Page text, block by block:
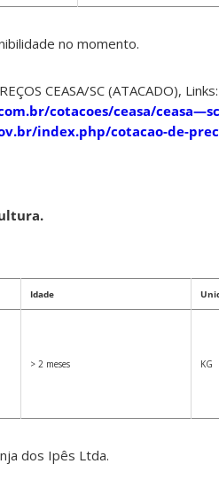
no momento.
CEASA/SC (ATACADO), Links:
cotacoes/ceasa/
index.php/cotacao-de-
Idade
> 2 meses KG
dos Ipês Ltda.